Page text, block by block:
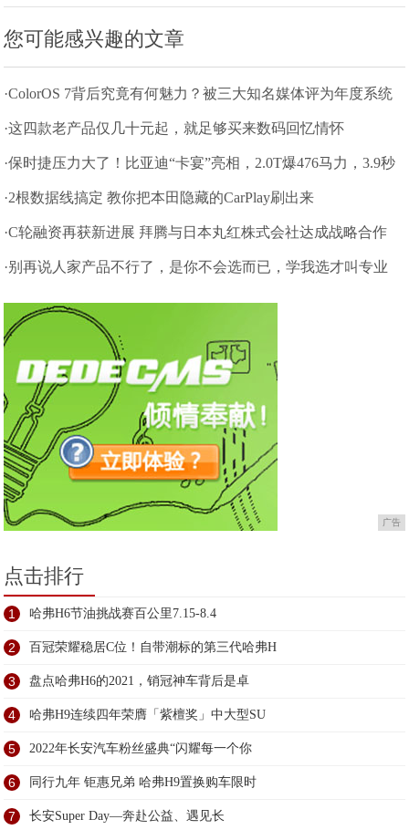
您可能感兴趣的文章
·ColorOS 7背后究竟有何魅力？被三大知名媒体评为年度系统
·这四款老产品仅几十元起，就足够买来数码回忆情怀
·保时捷压力大了！比亚迪“卡宴”亮相，2.0T爆476马力，3.9秒
破百
·2根数据线搞定 教你把本田隐藏的CarPlay刷出来
·C轮融资再获新进展 拜腾与日本丸红株式会社达成战略合作
·别再说人家产品不行了，是你不会选而已，学我选才叫专业
广告
点击排行
1 哈弗H6节油挑战赛百公里7.15-8.4
2 百冠荣耀稳居C位！自带潮标的第三代哈弗H
3 盘点哈弗H6的2021，销冠神车背后是卓
4 哈弗H9连续四年荣膺「紫檀奖」中大型SU
5 2022年长安汽车粉丝盛典“闪耀每一个你
6 同行九年 钜惠兄弟 哈弗H9置换购车限时
7 长安Super Day—奔赴公益、遇见长